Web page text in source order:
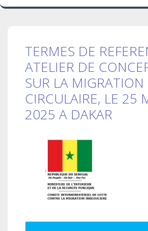
TERMES DE
ATELIER DE
SUR LA MIGRATION
CIRCULAIRE, LE 25
2025 A DAKAR